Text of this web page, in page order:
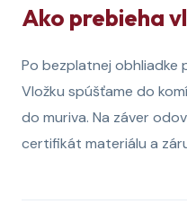
Ako prebieha
Po bezplatnej obhliadke
Vložku spúšťame do
do muriva. Na záver
certifikát materiálu a